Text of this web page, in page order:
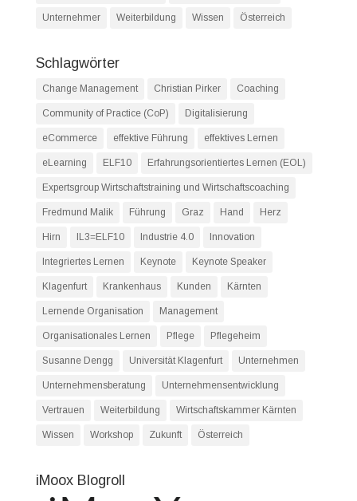
Unternehmer Weiterbildung Wissen Österreich
Schlagwörter
Change Management Christian Pirker Coaching
Community of Practice (CoP) Digitalisierung
eCommerce effektive Führung effektives Lernen
eLearning ELF10 Erfahrungsorientiertes Lernen (EOL)
Expertsgroup Wirtschaftstraining und Wirtschaftscoaching
Fredmund Malik Führung Graz Hand Herz
Hirn IL3=ELF10 Industrie 4.0 Innovation
Integriertes Lernen Keynote Keynote Speaker
Klagenfurt Krankenhaus Kunden Kärnten
Lernende Organisation Management
Organisationales Lernen Pflege Pflegeheim
Susanne Dengg Universität Klagenfurt Unternehmen
Unternehmensberatung Unternehmensentwicklung
Vertrauen Weiterbildung Wirtschaftskammer Kärnten
Wissen Workshop Zukunft Österreich
iMoox Blogroll